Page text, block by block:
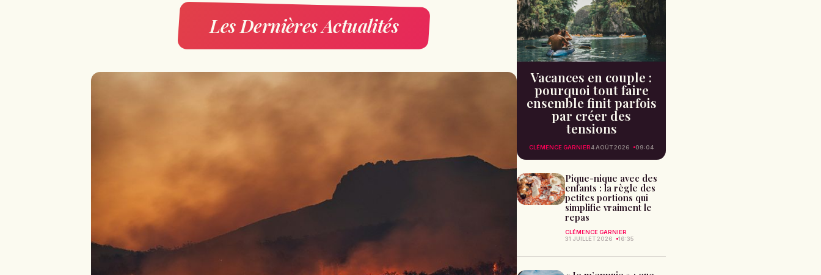
Les Dernières Actualités
Vacances en couple :
pourquoi tout faire
ensemble finit parfois
par créer des
tensions
CLÉMENCE GARNIER4 AOÛT 2026 09:04
Pique-nique avec des
enfants : la règle des
petites portions qui
simplifie vraiment le
repas
CLÉMENCE GARNIER
31 JUILLET 2026
16:35